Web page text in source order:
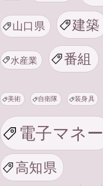
山口県 建築
水産業 番組
美術 自衛隊 装身具
電子マネー
高知県